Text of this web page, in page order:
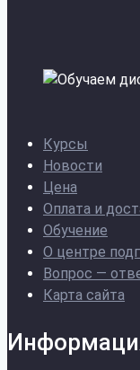
Курсы
Новости
Цена
Оплата и
Обучение
О центре
Вопрос —
Карта сайта